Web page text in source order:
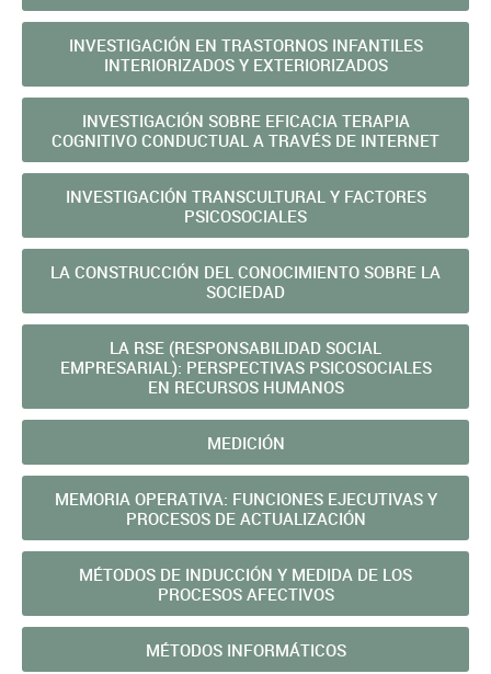
INVESTIGACIÓN EN TRASTORNOS INFANTILES
INTERIORIZADOS Y EXTERIORIZADOS
INVESTIGACIÓN SOBRE EFICACIA TERAPIA
COGNITIVO CONDUCTUAL A TRAVÉS DE INTERNET
INVESTIGACIÓN TRANSCULTURAL Y FACTORES
PSICOSOCIALES
LA CONSTRUCCIÓN DEL CONOCIMIENTO SOBRE LA
SOCIEDAD
LA RSE (RESPONSABILIDAD SOCIAL
EMPRESARIAL): PERSPECTIVAS PSICOSOCIALES
EN RECURSOS HUMANOS
MEDICIÓN
MEMORIA OPERATIVA: FUNCIONES EJECUTIVAS Y
PROCESOS DE ACTUALIZACIÓN
MÉTODOS DE INDUCCIÓN Y MEDIDA DE LOS
PROCESOS AFECTIVOS
MÉTODOS INFORMÁTICOS